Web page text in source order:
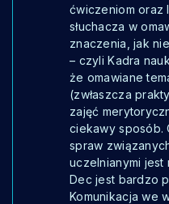
ćwiczeniom oraz
słuchacza w
znaczenia, jak
– czyli Kadra
że omawiane
(zwłaszcza
zajęć
ciekawy sposób.
spraw
uczelnianymi jest
Dec jest bardzo
Komunikacja we